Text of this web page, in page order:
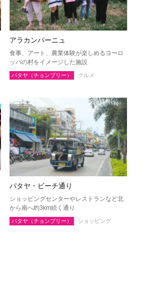
パッタルン
ソンクラー
アラカンパーニュ
食事、アート、農業体験が楽しめるヨーロ
ッパの村をイメージした施設
パタヤ（チョンブリー） グルメ
パタヤ・ビーチ通り
ショッピングセンターやレストランなど北
から南へ約3km続く通り
パタヤ（チョンブリー） ショッピング